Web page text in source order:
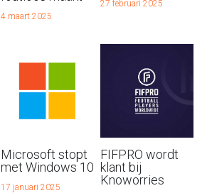
4 maart 2025
27 februari 2025
Microsoft stopt
met Windows 10
17 januari 2025
FIFPRO wordt
klant bij
Knoworries